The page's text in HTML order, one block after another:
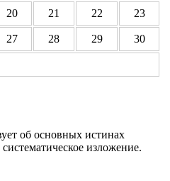
20 21 22 23
27 28 29 30
об основных истинах
изложение.